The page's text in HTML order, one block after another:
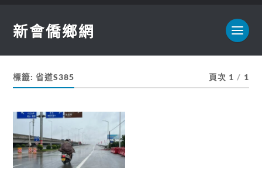
新會僑鄉網
標籤:省道S385 頁次 1 / 1